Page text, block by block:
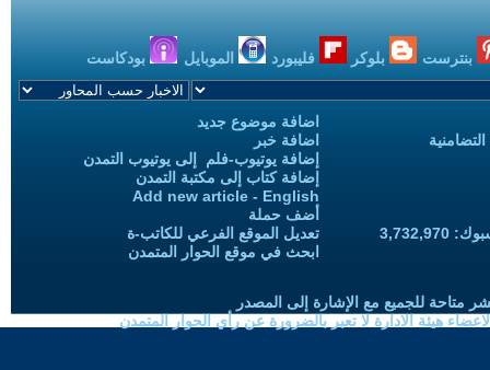
بنترست بلوكر فليبورد الموبايل بودكاست
اضافة موضوع جديد
اضافة خبر
إضافة يوتيوب-فلم إلى يوتيوب التمدن
إضافة كتاب إلى مكتبة التمدن
Add new article - English
أضف حملة
تعديل الموقع الفرعي للكاتب-ة
ابحث في موقع الحوار المتمدن
متاحة للجميع مع الإشارة إلى المصدر
هيئة الادارة لا تعبر بالضرورة عن رأي الحوار المتمدن